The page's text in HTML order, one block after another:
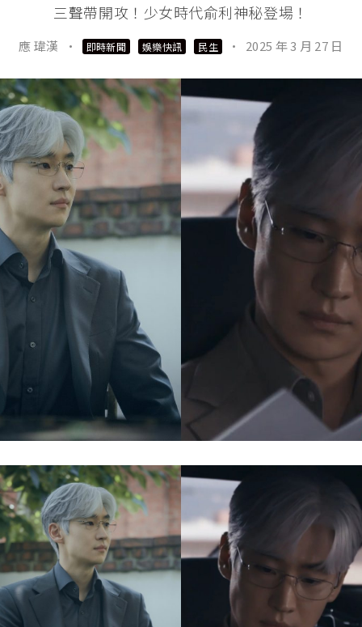
三聲帶開攻！少女時代俞利神秘登場！
應 瑋漢 · 即時新聞 娛樂快訊 民生 · 2025 年 3 月 27 日